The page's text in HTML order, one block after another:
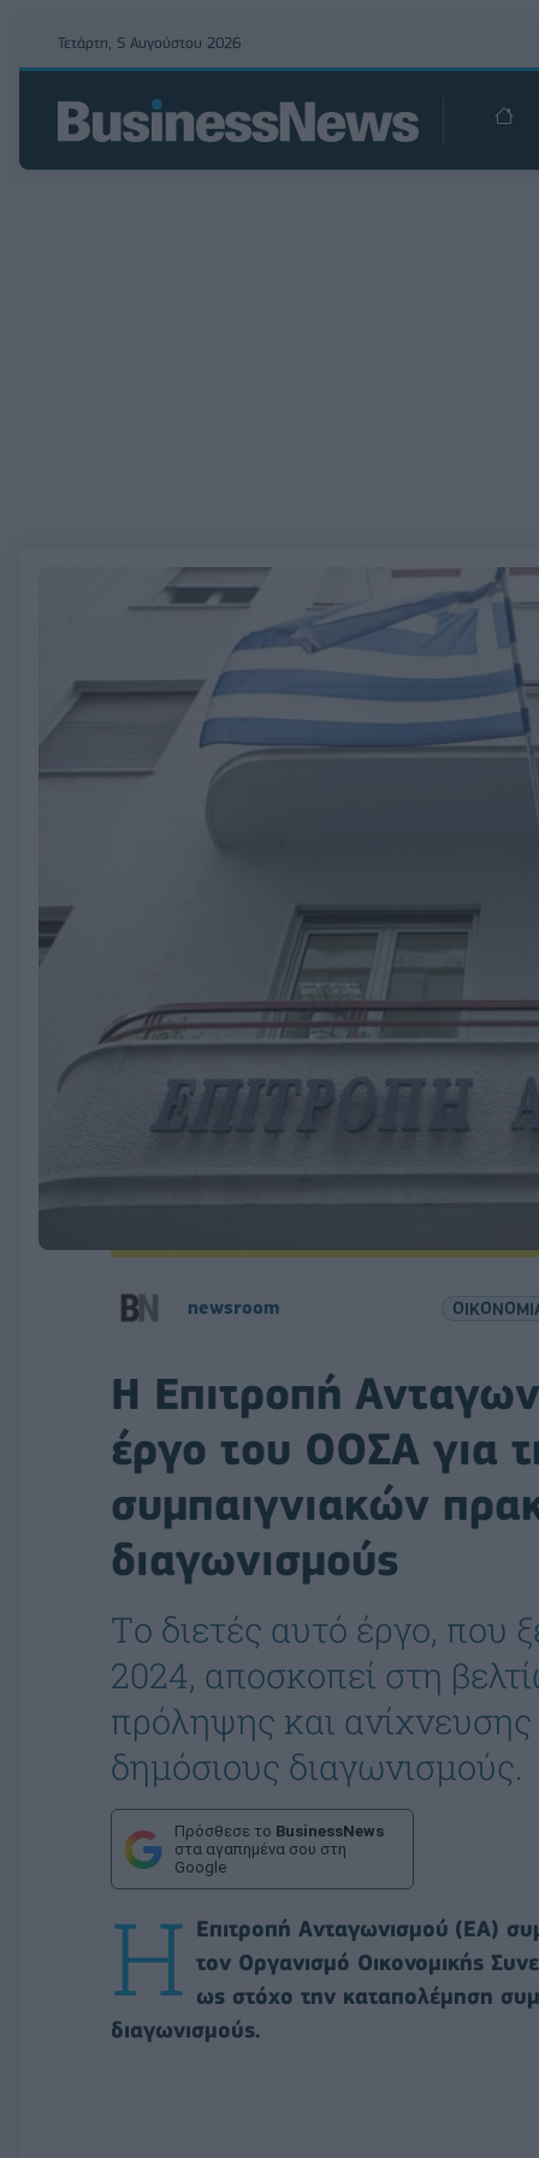
Τετάρτη, 5 Αυγούστου 2026
newsroom
H Επιτροπή
έργο του ΟΟΣΑ για
συμπαιγνιακών
διαγωνισμούς
Tο διετές αυτό έργο, που
2024, αποσκοπεί στη
πρόληψης και
δημόσιους διαγωνισμούς.
Πρόσθεσε το BusinessNews
στα αγαπημένα σου στη
Google
Η Επιτροπή Ανταγωνισμού (ΕΑ)
τον Οργανισμό Οικονομικής
ως στόχο την καταπολέμηση
διαγωνισμούς.